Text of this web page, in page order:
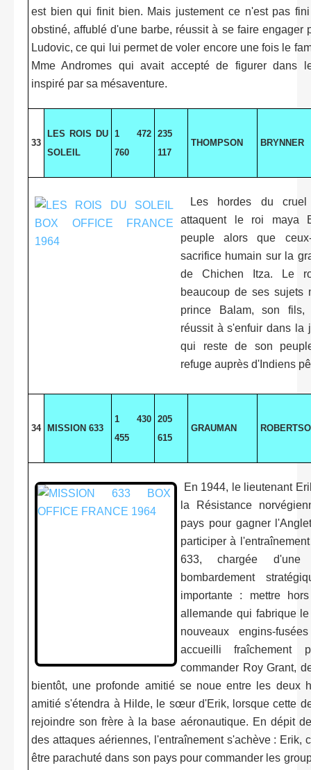
est bien qui finit bien. Mais justement ce n'est pas
obstiné, affublé d'une barbe, réussit à se faire engager
Ludovic, ce qui lui permet de voler encore une fois le
Mme Andromes qui avait accepté de figurer dans
inspiré par sa mésaventure.
33
LES ROIS DU
SOLEIL
1 472
760
235
117
THOMPSON BRYNNER
Les hordes du cruel
attaquent le roi maya
peuple alors que
sacrifice humain sur la
de Chichen Itza. Le
beaucoup de ses sujets
prince Balam, son fils,
réussit à s'enfuir dans la
qui reste de son
refuge auprès d'Indiens
34 MISSION 633
1 430
455
205
615
GRAUMAN
En 1944, le lieutenant
la Résistance
pays pour gagner
participer à
633, chargée d'une
bombardement
importante : mettre
allemande qui fabrique
nouveaux engins-
accueilli fraîchement
commander Roy Grant,
bientôt, une profonde amitié se noue entre les deux
amitié s'étendra à Hilde, le sœur d'Erik, lorsque cette
rejoindre son frère à la base aéronautique. En dépit
des attaques aériennes, l'entraînement s'achève : Erik,
être parachuté dans son pays pour commander les